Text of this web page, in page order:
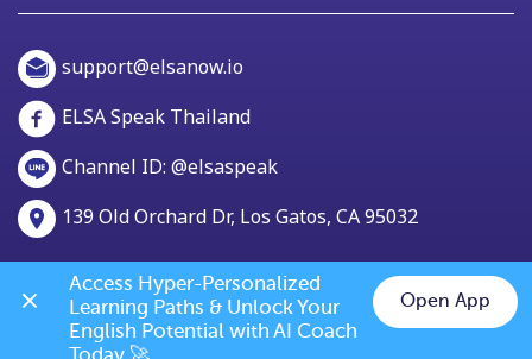
support@elsanow.io
ELSA Speak Thailand
Channel ID: @elsaspeak
139 Old Orchard Dr, Los Gatos, CA 95032
Chat on LINE
Access Hyper-Personalized
Learning Paths & Unlock Your
English Potential with AI Coach
Open App